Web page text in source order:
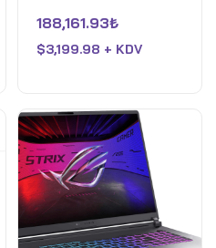
GeForce RTX 5070 Ti -
1TB SSD - Eclipse Grey
üzerinden
0
aldı
188,161.93₺
$3,199.98 + KDV